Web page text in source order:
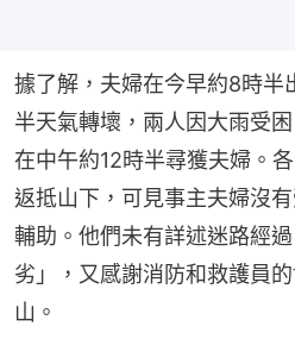
據了解，夫婦在今早約8時半
半天氣轉壞，兩人因大雨受
在中午約12時半尋獲夫婦。
返抵山下，可見事主夫婦沒
輔助。他們未有詳述迷路經
劣」，又感謝消防和救護員
山。